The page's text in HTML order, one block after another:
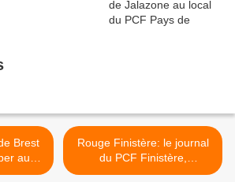
au
jeudi à
Rouge Finistère: le journal
du PCF Finistère,
premières distributions le